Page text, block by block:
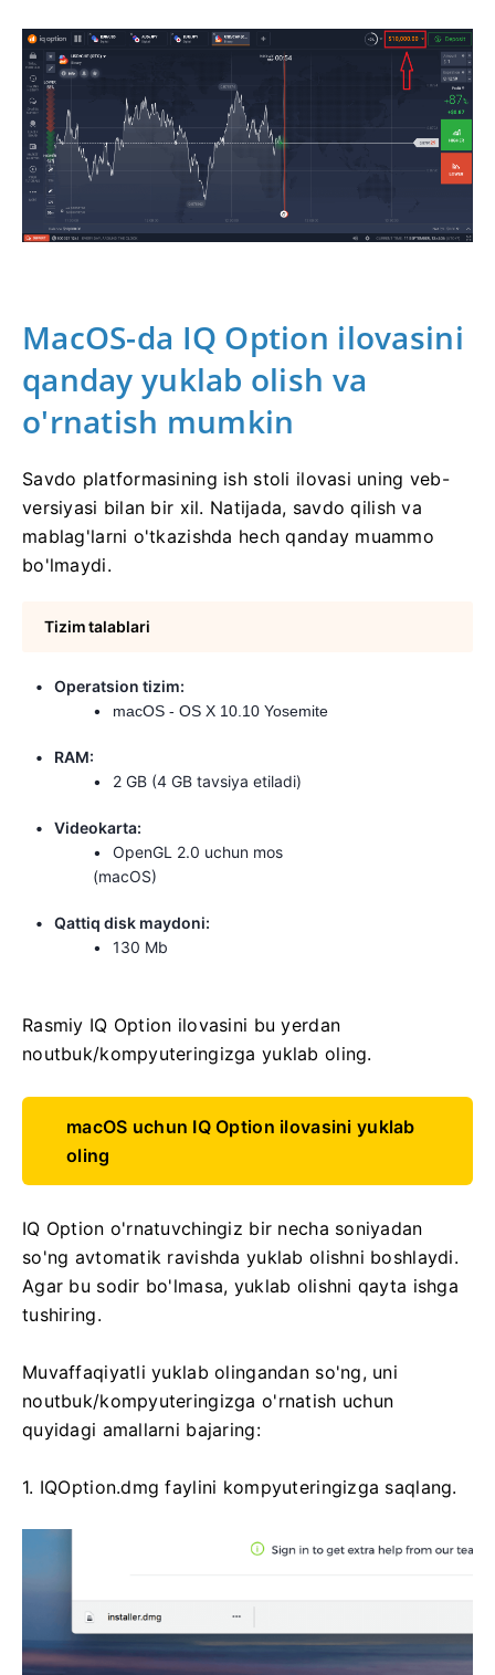
MacOS-da IQ Option ilovasini
qanday yuklab olish va
o'rnatish mumkin
Savdo platformasining ish stoli ilovasi uning veb-
versiyasi bilan bir xil. Natijada, savdo qilish va
mablag'larni o'tkazishda hech qanday muammo
bo'lmaydi.
Tizim talablari
Operatsion tizim:
macOS - OS X 10.10 Yosemite
RAM:
2 GB (4 GB tavsiya etiladi)
Videokarta:
OpenGL 2.0 uchun mos
(macOS)
Qattiq disk maydoni:
130 Mb
Rasmiy IQ Option ilovasini bu yerdan
noutbuk/kompyuteringizga yuklab oling.
macOS uchun IQ Option ilovasini yuklab
oling
IQ Option o'rnatuvchingiz bir necha soniyadan
so'ng avtomatik ravishda yuklab olishni boshlaydi.
Agar bu sodir bo'lmasa, yuklab olishni qayta ishga
tushiring.
Muvaffaqiyatli yuklab olingandan so'ng, uni
noutbuk/kompyuteringizga o'rnatish uchun
quyidagi amallarni bajaring:
1. IQOption.dmg faylini kompyuteringizga saqlang.